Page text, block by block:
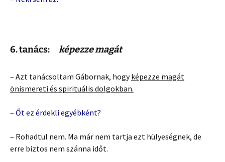
6. tanács: képezze magát
– Azt tanácsoltam Gábornak, hogyképezze magát
önismereti és spirituális dolgokban.
– Őt ez érdekli egyébként?
– Rohadtul nem. Ma már nem tartja ezt hülyeségnek, de
erre biztos nem szánna időt.